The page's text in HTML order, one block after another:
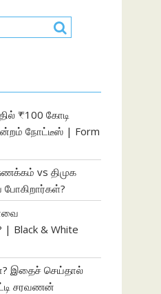
₹100 கோடி
நோட்டீஸ் | Form
vs திமுக
போகிறார்கள்?
| Black & White
இதைச் செய்தால்
சரவணன்